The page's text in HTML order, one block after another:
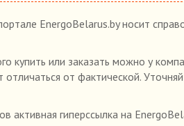
EnergoBelarus.by носит
купить или заказать можно у
от фактической.
активная гиперссылка на